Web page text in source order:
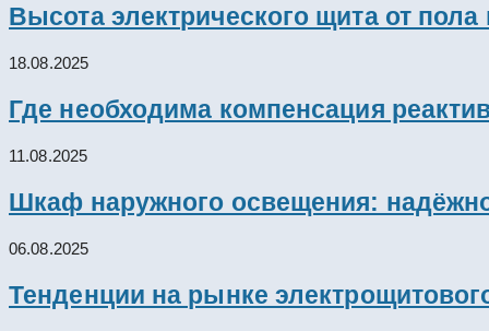
Высота электрического щита от
18.08.2025
Где необходима компенсация
11.08.2025
Шкаф наружного освещения:
06.08.2025
Тенденции на рынке